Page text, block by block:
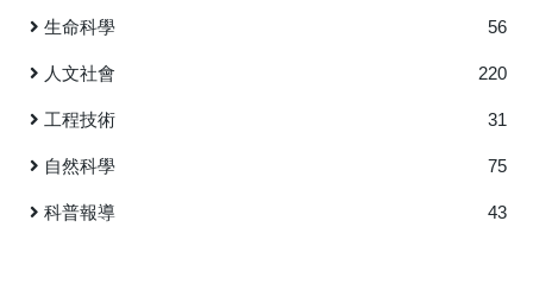
間住宅的影響差異發現： 對於低價住宅而言，交易熱區與轉
售熱區的影響更為敏感。具體而言，低價區段住宅當位於交
效果亦較明顯。 隨著住宅處於較高價格區段，這兩項效應
（交易熱區的負向、炒作熱區的正向）皆有所減弱。 本
研究指出，在房市過熱、房價飆漲的情境下，政府若僅針對
「整體交易量」進行干預，可能無法有效遏止房價上升；反
生命科學 56
人文社會 220
工程技術 31
自然科學 75
科普報導 43